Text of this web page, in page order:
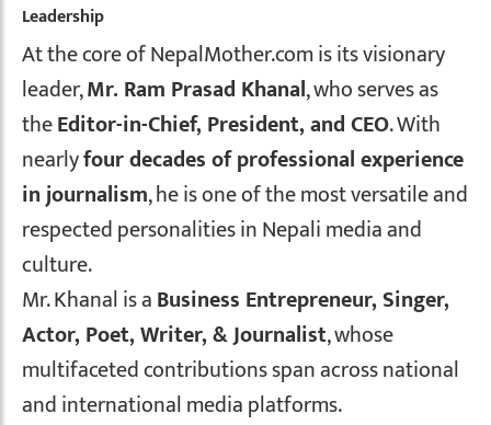
Leadership
At the core of NepalMother.com is its visionary
leader,Mr. Ram Prasad Khanal, who serves as
theEditor-in-Chief, President, and CEO. With
nearlyfour decades of professional experience
in journalism, he is one of the most versatile and
respected personalities in Nepali media and
culture.
Mr. Khanal is aBusiness Entrepreneur, Singer,
Actor, Poet, Writer, & Journalist, whose
multifaceted contributions span across national
and international media platforms.